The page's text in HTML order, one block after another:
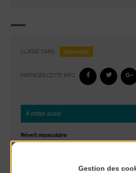
CLASSÉ DANS : Exposition
PARTAGER CETTE INFO :
À noter aussi
Réveil musculaire
Gestion des